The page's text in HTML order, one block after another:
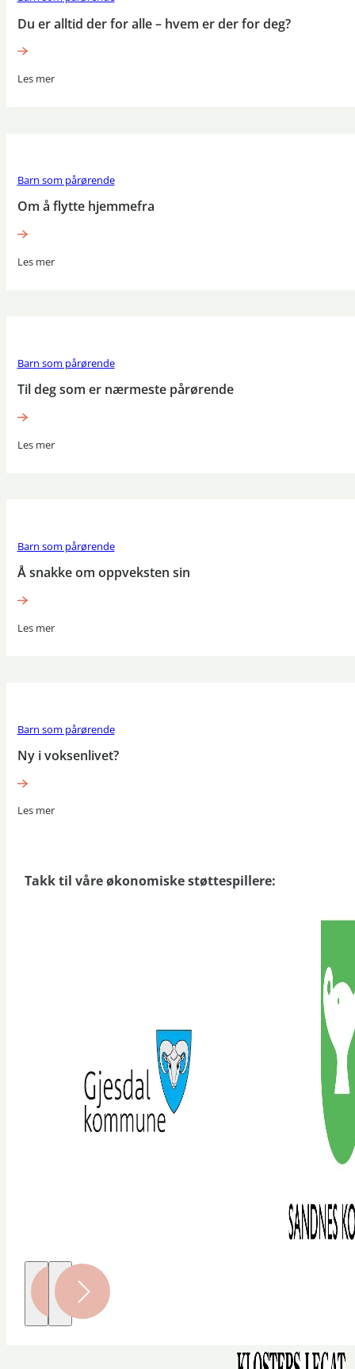
Du er alltid der for alle – hvem er der for deg?
Les mer
Barn som pårørende
Om å flytte hjemmefra
Les mer
Barn som pårørende
Til deg som er nærmeste pårørende
Les mer
Barn som pårørende
Å snakke om oppveksten sin
Les mer
Barn som pårørende
Ny i voksenlivet?
Les mer
Takk til våre økonomiske støttespillere: